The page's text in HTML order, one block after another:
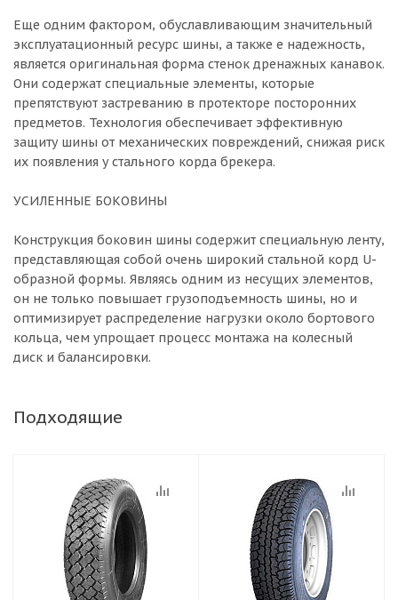
Еще одним фактором, обуславливающим значительный
эксплуатационный ресурс шины, а также е надежность,
является оригинальная форма стенок дренажных канавок.
Они содержат специальные элементы, которые
препятствуют застреванию в протекторе посторонних
предметов. Технология обеспечивает эффективную
защиту шины от механических повреждений, снижая риск
их появления у стального корда брекера.
УСИЛЕННЫЕ БОКОВИНЫ
Конструкция боковин шины содержит специальную ленту,
представляющая собой очень широкий стальной корд U-
образной формы. Являясь одним из несущих элементов,
он не только повышает грузоподъемность шины, но и
оптимизирует распределение нагрузки около бортового
кольца, чем упрощает процесс монтажа на колесный
диск и балансировки.
Подходящие